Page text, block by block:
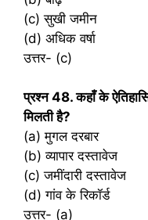
(c) सुखी जमीन
(d) अधिक वर्षा
उत्तर- (c)
प्रश्‍न 48. कहाँ के
मिलती है?
(a) मुगल दरबार
(b) व्यापार दस्तावेज
(c) जमींदारी दस्तावेज
(d) गांव के रिकॉर्ड
उत्तर- (a)